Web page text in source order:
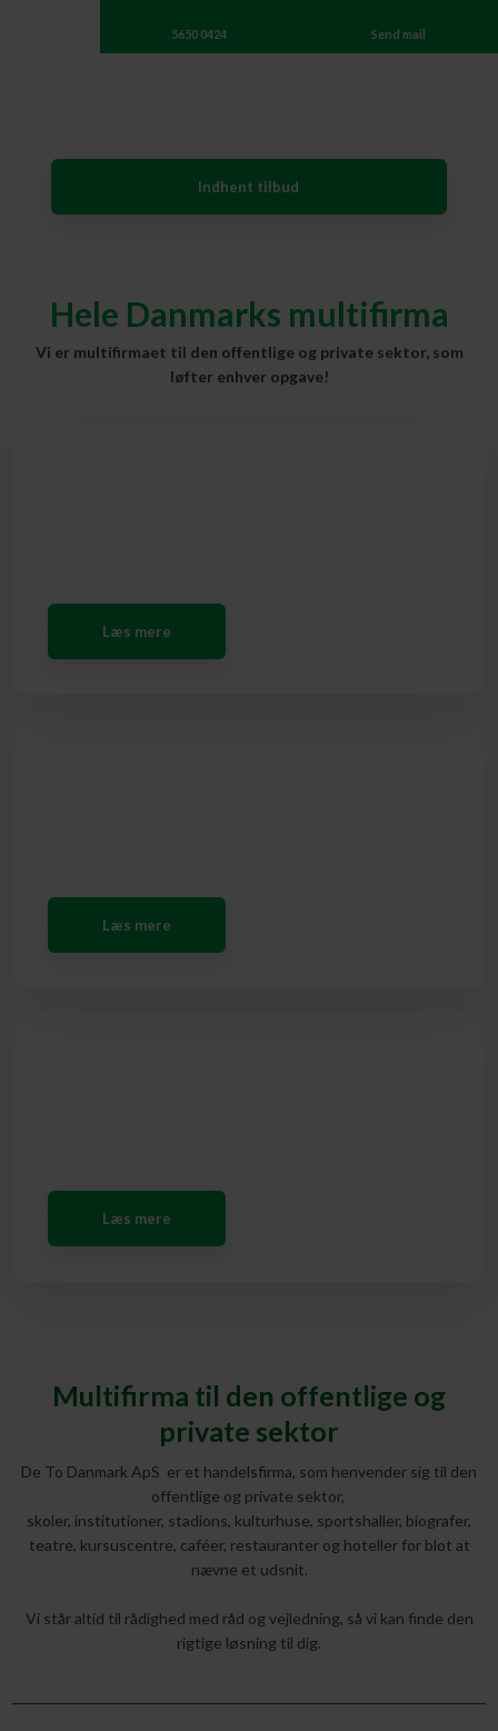
Indhent tilbud
5650 0424 Send mail
Hele Danmarks multifirma
​Vi er multifirmaet til den offentlige og private sektor, som
løfter enhver opgave!
Læs mere​
Læs mere​
Læs mere​
Multifirma til den offentlige og
private sektor
De To Danmark ApS er et handelsfirma, som henvender sig til den
offentlige og private sektor,
skoler, institutioner, stadions, kulturhuse, sportshaller, biografer,
teatre, kursuscentre, caféer, restauranter og hoteller for blot at
nævne et udsnit.​
Vi står altid til rådighed med råd og vejledning, så vi kan finde den
rigtige løsning til dig.​